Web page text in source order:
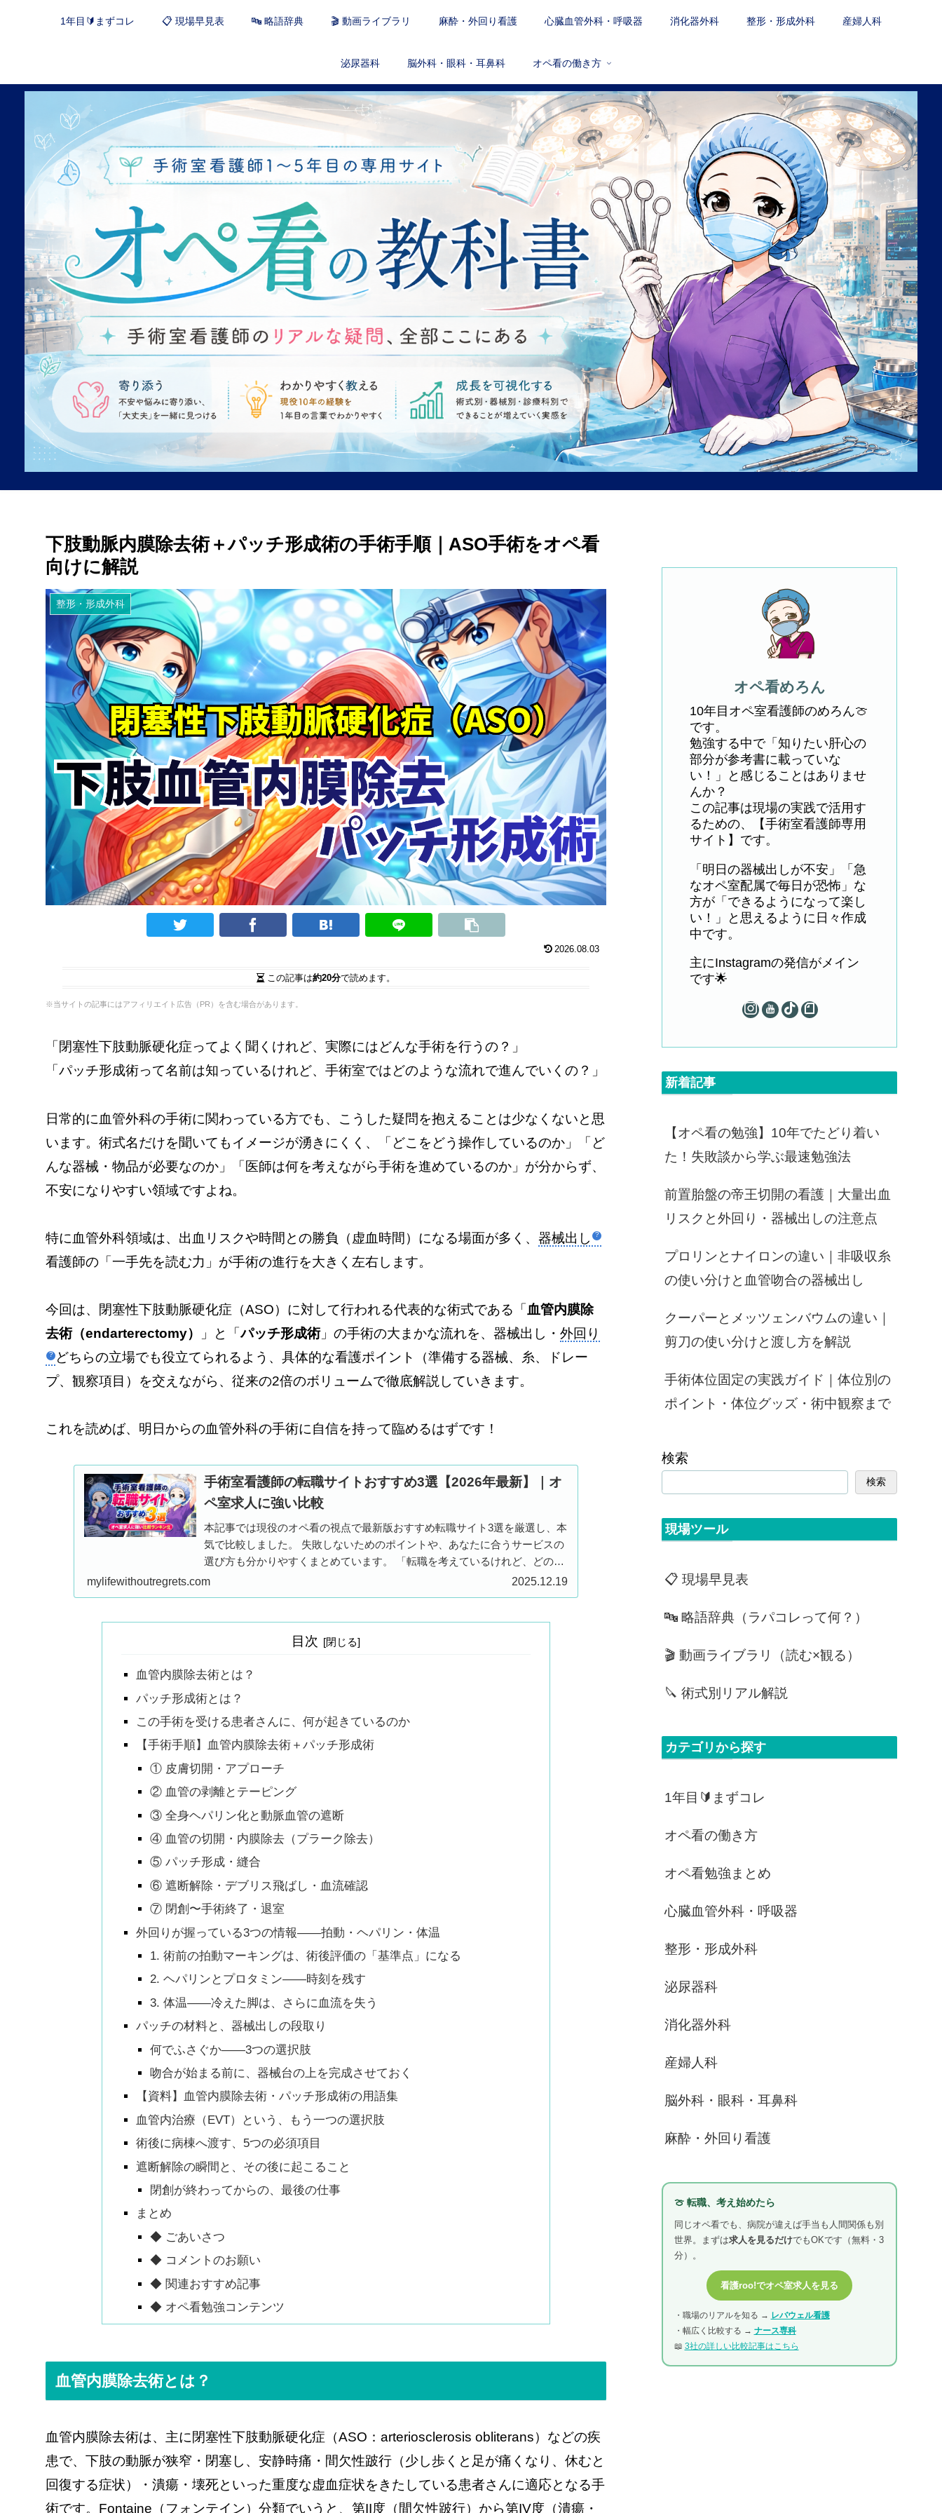
1年目🔰まずコレ 📋 現場早見表 🔤 略語辞典 🎬 動画ライブラリ 麻酔・外回り看護 心臓血管外科・呼吸器 消化器外科 整形・形成外科 産婦人科
泌尿器科 脳外科・眼科・耳鼻科 オペ看の働き方
下肢動脈内膜除去術＋パッチ形成術の手術手順｜ASO手術をオペ看
向けに解説
整形・形成外科
2026.08.03
この記事は約20分で読めます。
※当サイトの記事にはアフィリエイト広告（PR）を含む場合があります。
「閉塞性下肢動脈硬化症ってよく聞くけれど、実際にはどんな手術を行うの？」
「パッチ形成術って名前は知っているけれど、手術室ではどのような流れで進んでいくの？」
日常的に血管外科の手術に関わっている方でも、こうした疑問を抱えることは少なくないと思
います。術式名だけを聞いてもイメージが湧きにくく、「どこをどう操作しているのか」「ど
んな器械・物品が必要なのか」「医師は何を考えながら手術を進めているのか」が分からず、
不安になりやすい領域ですよね。
特に血管外科領域は、出血リスクや時間との勝負（虚血時間）になる場面が多く、 器械出し
看護師の「一手先を読む力」が手術の進行を大きく左右します。
今回は、閉塞性下肢動脈硬化症（ASO）に対して行われる代表的な術式である「 血管内膜除
去術（endarterectomy）
」と「パッチ形成術」の手術の大まかな流れを、器械出し・ 外回り
どちらの立場でも役立てられるよう、具体的な看護ポイント（準備する器械、糸、ドレー
プ、観察項目）を交えながら、従来の2倍のボリュームで徹底解説していきます。
これを読めば、明日からの血管外科の手術に自信を持って臨めるはずです！
手術室看護師の転職サイトおすすめ3選【2026年最新】｜オ
ペ室求人に強い比較
本記事では現役のオペ看の視点で最新版おすすめ転職サイト3選を厳選し、本
気で比較しました。 失敗しないためのポイントや、あなたに合うサービスの
選び方も分かりやすくまとめています。 「転職を考えているけれど、どのサ
イトを選べば良いかわからない…」 そんなあなたに、この記事が必ず役立つ
はずです。
mylifewithoutregrets.com 2025.12.19
目次
血管内膜除去術とは？
パッチ形成術とは？
この手術を受ける患者さんに、何が起きているのか
【手術手順】血管内膜除去術＋パッチ形成術
① 皮膚切開・アプローチ
② 血管の剥離とテーピング
③ 全身ヘパリン化と動脈血管の遮断
④ 血管の切開・内膜除去（プラーク除去）
⑤ パッチ形成・縫合
⑥ 遮断解除・デブリス飛ばし・血流確認
⑦ 閉創〜手術終了・退室
外回りが握っている3つの情報——拍動・ヘパリン・体温
1. 術前の拍動マーキングは、術後評価の「基準点」になる
2. ヘパリンとプロタミン——時刻を残す
3. 体温——冷えた脚は、さらに血流を失う
パッチの材料と、器械出しの段取り
何でふさぐか——3つの選択肢
吻合が始まる前に、器械台の上を完成させておく
【資料】血管内膜除去術・パッチ形成術の用語集
血管内治療（EVT）という、もう一つの選択肢
術後に病棟へ渡す、5つの必須項目
遮断解除の瞬間と、その後に起こること
閉創が終わってからの、最後の仕事
まとめ
◆ ごあいさつ
◆ コメントのお願い
◆ 関連おすすめ記事
◆ オペ看勉強コンテンツ
血管内膜除去術とは？
血管内膜除去術は、主に閉塞性下肢動脈硬化症（ASO：arteriosclerosis obliterans）などの疾
患で、下肢の動脈が狭窄・閉塞し、安静時痛・間欠性跛行（少し歩くと足が痛くなり、休むと
回復する症状）・潰瘍・壊死といった重度な虚血症状をきたしている患者さんに適応となる手
術です。Fontaine（フォンテイン）分類でいうと、第II度（間欠性跛行）から第IV度（潰瘍・
オペ看めろん
10年目オペ室看護師のめろん🍈
です。
勉強する中で「知りたい肝心の
部分が参考書に載っていな
い！」と感じることはありませ
んか？
この記事は現場の実践で活用す
るための、【手術室看護師専用
サイト】です。
「明日の器械出しが不安」「急
なオペ室配属で毎日が恐怖」な
方が「できるようになって楽し
い！」と思えるように日々作成
中です。
主にInstagramの発信がメイン
です🌟
新着記事
【オペ看の勉強】10年でたどり着い
た！失敗談から学ぶ最速勉強法
前置胎盤の帝王切開の看護｜大量出血
リスクと外回り・器械出しの注意点
プロリンとナイロンの違い｜非吸収糸
の使い分けと血管吻合の器械出し
クーパーとメッツェンバウムの違い｜
剪刀の使い分けと渡し方を解説
手術体位固定の実践ガイド｜体位別の
ポイント・体位グッズ・術中観察まで
検索
検索
現場ツール
📋 現場早見表
🔤 略語辞典（ラパコレって何？）
🎬 動画ライブラリ（読む×観る）
🔪 術式別リアル解説
カテゴリから探す
1年目🔰まずコレ
オペ看の働き方
オペ看勉強まとめ
心臓血管外科・呼吸器
整形・形成外科
泌尿器科
消化器外科
産婦人科
脳外科・眼科・耳鼻科
麻酔・外回り看護
🍈 転職、考え始めたら
同じオペ看でも、病院が違えば手当も人間関係も別
世界。まずは求人を見るだけでもOKです（無料・3
分）。
看護roo!でオペ室求人を見る
・職場のリアルを知る → レバウェル看護
・幅広く比較する → ナース専科
📖 3社の詳しい比較記事はこちら